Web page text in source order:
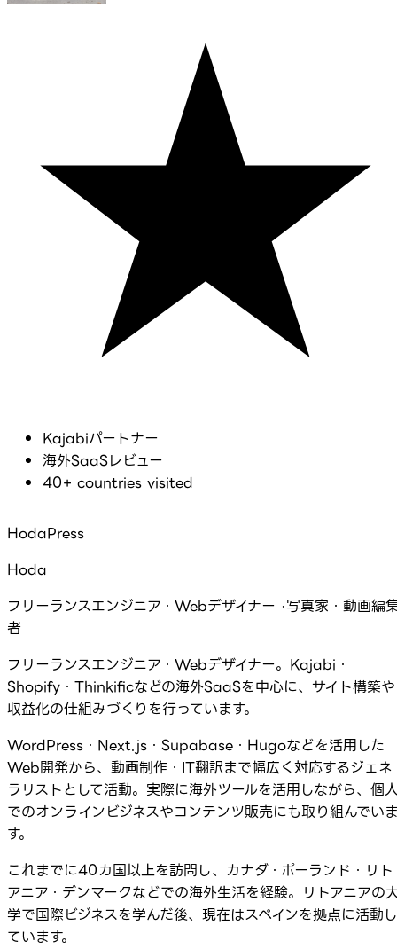
Kajabiパートナー
海外SaaSレビュー
40+ countries visited
HodaPress
Hoda
フリーランスエンジニア・Webデザイナー ·写真家・動画編
者
フリーランスエンジニア・Webデザイナー。Kajabi・
Shopify・Thinkificなどの海外SaaSを中心に、サイト構築や
収益化の仕組みづくりを行っています。
WordPress・Next.js・Supabase・Hugoなどを活用した
Web開発から、動画制作・IT翻訳まで幅広く対応するジェネ
ラリストとして活動。実際に海外ツールを活用しながら、個
でのオンラインビジネスやコンテンツ販売にも取り組んでい
す。
これまでに40カ国以上を訪問し、カナダ・ポーランド・リト
アニア・デンマークなどでの海外生活を経験。リトアニアの
学で国際ビジネスを学んだ後、現在はスペインを拠点に活動し
ています。